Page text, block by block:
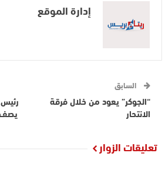
إدارة الموقع
السابق
“الجوكر” يعود من خلال فرقة
الانتحار‎ يصف
تعليقات الزوار